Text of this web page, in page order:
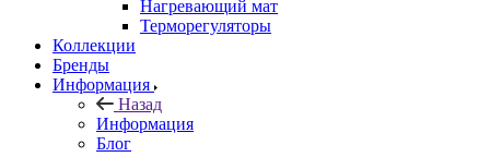
Нагревающий мат
Терморегуляторы
Коллекции
Бренды
Информация
Назад
Информация
Блог